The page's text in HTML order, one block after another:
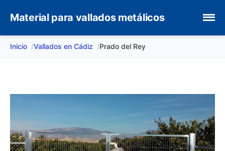
Material para vallados metálicos
Inicio Vallados en Cádiz Prado del Rey